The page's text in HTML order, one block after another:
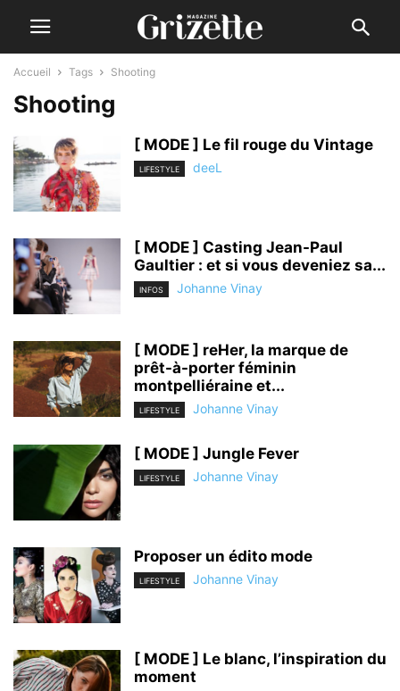
Accueil Tags Shooting
Shooting
[ MODE ] Le fil rouge du Vintage
LIFESTYLE deeL
[ MODE ] Casting Jean-Paul
Gaultier : et si vous deveniez sa...
INFOS Johanne Vinay
[ MODE ] reHer, la marque de
prêt-à-porter féminin
montpelliéraine et...
LIFESTYLE Johanne Vinay
[ MODE ] Jungle Fever
LIFESTYLE Johanne Vinay
Proposer un édito mode
LIFESTYLE Johanne Vinay
[ MODE ] Le blanc, l’inspiration du
moment